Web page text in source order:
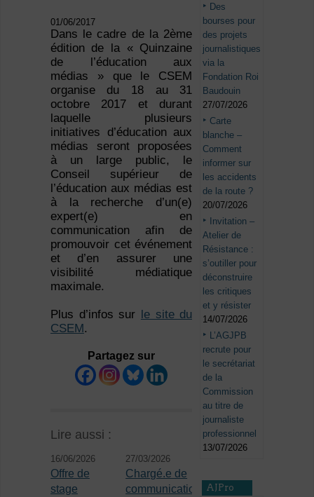
01/06/2017
Dans le cadre de la 2ème
édition de la « Quinzaine
de l’éducation aux
médias » que le CSEM
organise du 18 au 31
octobre 2017 et durant
laquelle plusieurs
initiatives d’éducation aux
médias seront proposées
à un large public, le
Conseil supérieur de
l’éducation aux médias est
à la recherche d’un(e)
expert(e) en
communication afin de
promouvoir cet événement
et d’en assurer une
visibilité médiatique
maximale.
Plus d’infos sur
le site du
CSEM .
Partagez sur
Lire aussi :
16/06/2026
Offre de
stage
27/03/2026
Chargé.e de
communication
Des
bourses pour
des projets
journalistiques
via la
Fondation Roi
Baudouin
27/07/2026
Carte
blanche –
Comment
informer sur
les accidents
de la route ?
20/07/2026
Invitation –
Atelier de
Résistance :
s’outiller pour
déconstruire
les critiques
et y résister
14/07/2026
L’AGJPB
recrute pour
le secrétariat
de la
Commission
au titre de
journaliste
professionnel
13/07/2026
AJPro